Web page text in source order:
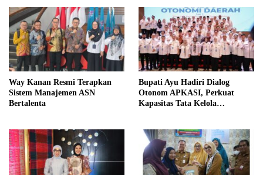
Way Kanan Resmi Terapkan
Sistem Manajemen ASN
Bertalenta
Bupati Ayu Hadiri Dialog
Otonom APKASI, Perkuat
Kapasitas Tata Kelola